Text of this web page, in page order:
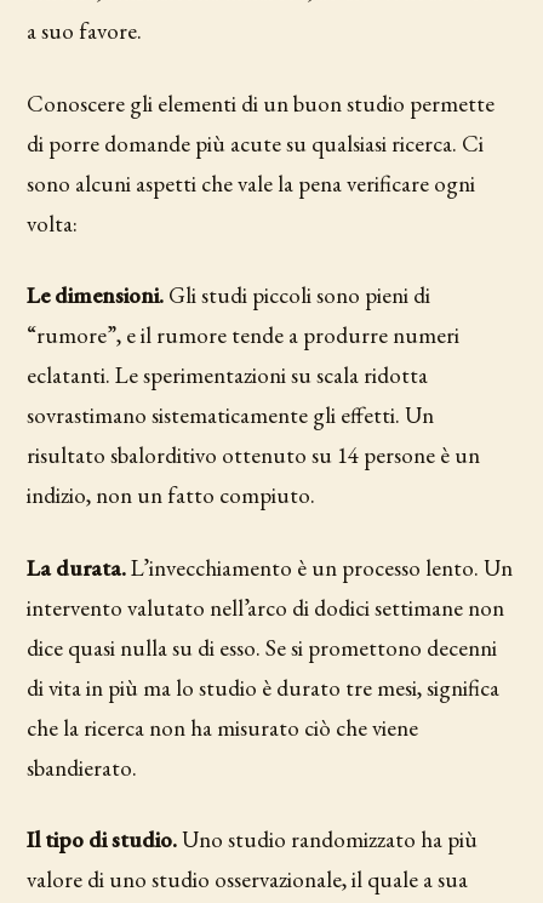
a suo favore.
Conoscere gli elementi di un buon studio permette
di porre domande più acute su qualsiasi ricerca. Ci
sono alcuni aspetti che vale la pena verificare ogni
volta:
Le dimensioni. Gli studi piccoli sono pieni di
“rumore”, e il rumore tende a produrre numeri
eclatanti. Le sperimentazioni su scala ridotta
sovrastimano sistematicamente gli effetti. Un
risultato sbalorditivo ottenuto su 14 persone è un
indizio, non un fatto compiuto.
La durata.L’invecchiamento è un processo lento. Un
intervento valutato nell’arco di dodici settimane non
dice quasi nulla su di esso. Se si promettono decenni
di vita in più ma lo studio è durato tre mesi, significa
che la ricerca non ha misurato ciò che viene
sbandierato.
Il tipo di studio.Uno studio randomizzato ha più
valore di uno studio osservazionale, il quale a sua